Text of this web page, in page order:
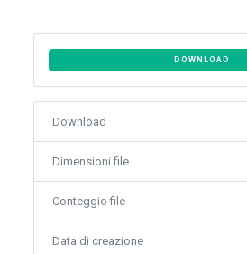
DOWNLOAD
Download
Dimensioni file
Conteggio file
Data di creazione